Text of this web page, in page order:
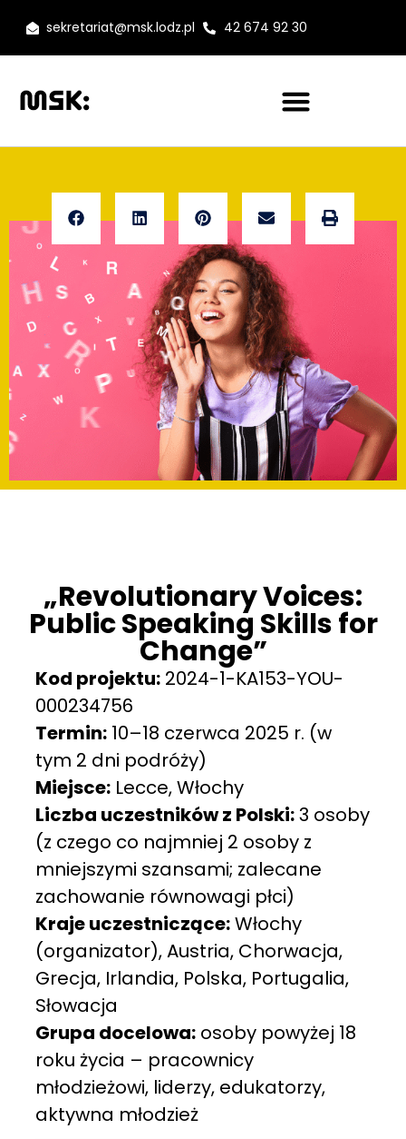
sekretariat@msk.lodz.pl 42 674 92 30
„Revolutionary Voices:
Public Speaking Skills for
Change”
Kod projektu:2024-1-KA153-YOU-
000234756
Termin:10–18 czerwca 2025 r. (w
tym 2 dni podróży)
Miejsce:Lecce, Włochy
Liczba uczestników z Polski:3 osoby
(z czego co najmniej 2 osoby z
mniejszymi szansami; zalecane
zachowanie równowagi płci)
Kraje uczestniczące:Włochy
(organizator), Austria, Chorwacja,
Grecja, Irlandia, Polska, Portugalia,
Słowacja
Grupa docelowa:osoby powyżej 18
roku życia – pracownicy
młodzieżowi, liderzy, edukatorzy,
aktywna młodzież